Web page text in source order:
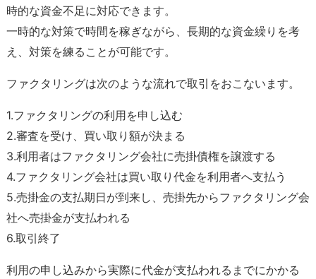
時的な資金不足に対応できます。
一時的な対策で時間を稼ぎながら、長期的な資金繰りを考
え、対策を練ることが可能です。
ファクタリングは次のような流れで取引をおこないます。
1.ファクタリングの利用を申し込む
2.審査を受け、買い取り額が決まる
3.利用者はファクタリング会社に売掛債権を譲渡する
4.ファクタリング会社は買い取り代金を利用者へ支払う
5.売掛金の支払期日が到来し、売掛先からファクタリング会
社へ売掛金が支払われる
6.取引終了
利用の申し込みから実際に代金が支払われるまでにかかる